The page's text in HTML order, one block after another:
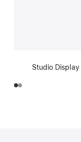
Studio Display (